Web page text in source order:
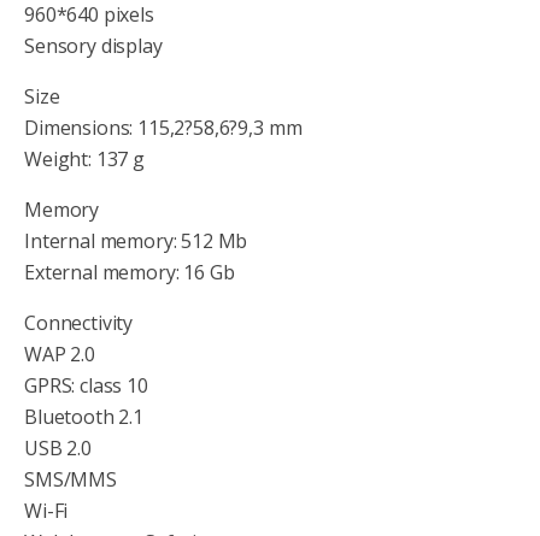
960*640 pixels
Sensory display
Size
Dimensions: 115,2?58,6?9,3 mm
Weight: 137 g
Memory
Internal memory: 512 Mb
External memory: 16 Gb
Connectivity
WAP 2.0
GPRS: class 10
Bluetooth 2.1
USB 2.0
SMS/MMS
Wi-Fi